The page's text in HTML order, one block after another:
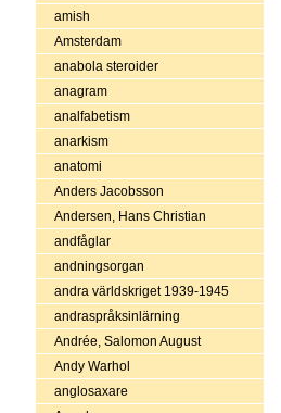
amish
Amsterdam
anabola steroider
anagram
analfabetism
anarkism
anatomi
Anders Jacobsson
Andersen, Hans Christian
andfåglar
andningsorgan
andra världskriget 1939-1945
andraspråksinlärning
Andrée, Salomon August
Andy Warhol
anglosaxare